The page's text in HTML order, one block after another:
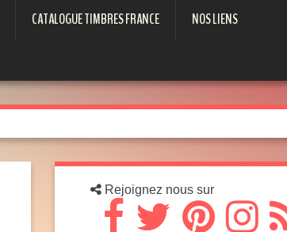
CATALOGUE TIMBRES FRANCE NOS LIENS
Rejoignez nous sur